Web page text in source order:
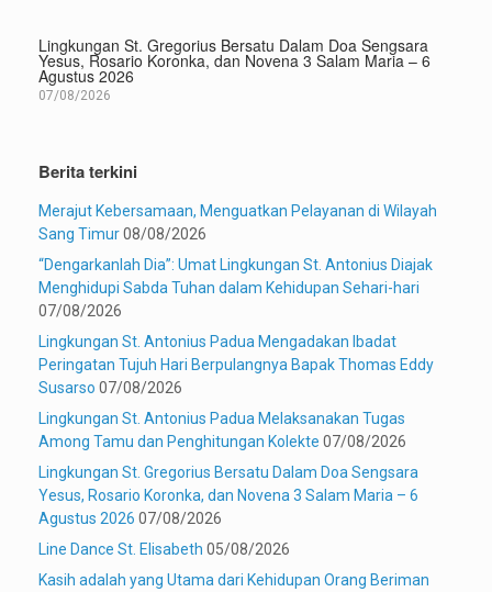
Lingkungan St. Gregorius Bersatu Dalam Doa Sengsara
Yesus, Rosario Koronka, dan Novena 3 Salam Maria – 6
Agustus 2026
07/08/2026
Berita terkini
Merajut Kebersamaan, Menguatkan Pelayanan di Wilayah
Sang Timur08/08/2026
“Dengarkanlah Dia”: Umat Lingkungan St. Antonius Diajak
Menghidupi Sabda Tuhan dalam Kehidupan Sehari-hari
07/08/2026
Lingkungan St. Antonius Padua Mengadakan Ibadat
Peringatan Tujuh Hari Berpulangnya Bapak Thomas Eddy
Susarso 07/08/2026
Lingkungan St. Antonius Padua Melaksanakan Tugas
Among Tamu dan Penghitungan Kolekte 07/08/2026
Lingkungan St. Gregorius Bersatu Dalam Doa Sengsara
Yesus, Rosario Koronka, dan Novena 3 Salam Maria – 6
Agustus 2026 07/08/2026
Line Dance St. Elisabeth 05/08/2026
Kasih adalah yang Utama dari Kehidupan Orang Beriman